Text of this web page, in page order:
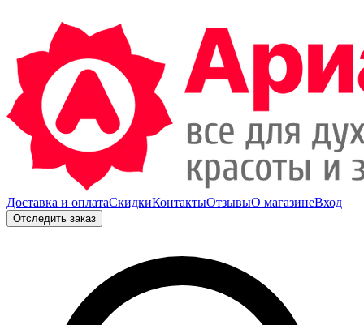
Доставка и оплатаСкидкиКонтактыОтзывыО магазинеВход
Отследить заказ